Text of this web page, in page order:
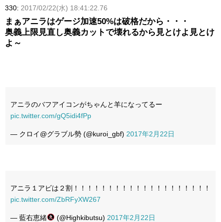
330: 2017/02/22(水) 18:41:22.76
まぁアニラはゲージ加速50%は破格だから・・・
奥義上限見直し奥義カットで壊れるから見とけよ見とけ
よ～
アニラのバフアイコンがちゃんと羊になってるー
pic.twitter.com/gQ5idi4fPp
— クロイ@グラブル勢 (@kuroi_gbf) 2017年2月22日
アニラ１アビは２割！！！！！！！！！！！！！！！！！！！！
pic.twitter.com/ZbRFyXW267
— 藍右恵緒 (@Highkibutsu) 2017年2月22日